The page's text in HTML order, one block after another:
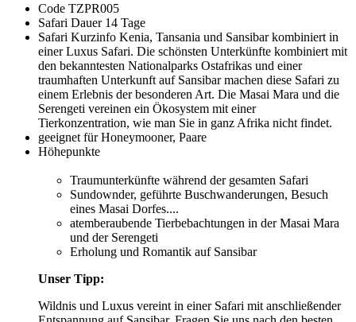
Code TZPR005
Safari Dauer 14 Tage
Safari Kurzinfo Kenia, Tansania und Sansibar kombiniert in
einer Luxus Safari. Die schönsten Unterkünfte kombiniert mit
den bekanntesten Nationalparks Ostafrikas und einer
traumhaften Unterkunft auf Sansibar machen diese Safari zu
einem Erlebnis der besonderen Art. Die Masai Mara und die
Serengeti vereinen ein Ökosystem mit einer
Tierkonzentration, wie man Sie in ganz Afrika nicht findet.
geeignet für Honeymooner, Paare
Höhepunkte
Traumunterkünfte während der gesamten Safari
Sundownder, geführte Buschwanderungen, Besuch
eines Masai Dorfes....
atemberaubende Tierbebachtungen in der Masai Mara
und der Serengeti
Erholung und Romantik auf Sansibar
Unser Tipp:
Wildnis und Luxus vereint in einer Safari mit anschließender